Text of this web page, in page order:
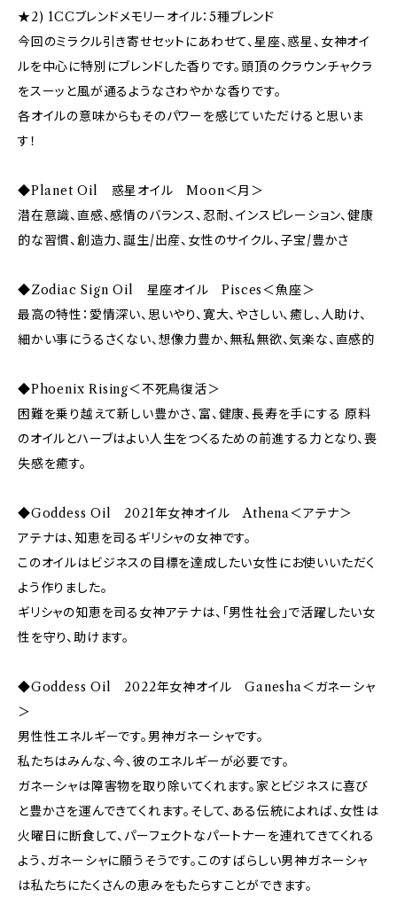
★2) 1CCブレンドメモリーオイル：5種ブレンド
今回のミラクル引き寄せセットにあわせて、星座、惑星、女神オイ
ルを中心に特別にブレンドした香りです。頭頂のクラウンチャクラ
をスーッと風が通るようなさわやかな香りです。
各オイルの意味からもそのパワーを感じていただけると思いま
す！
◆Planet Oil 惑星オイル Moon＜月＞
潜在意識、直感、感情のバランス、忍耐、インスピレーション、健康
的な習慣、創造力、誕生/出産、女性のサイクル、子宝/豊かさ
◆Zodiac Sign Oil 星座オイル Pisces＜魚座＞
最高の特性：愛情深い、思いやり、寛大、やさしい、癒し、人助け、
細かい事にうるさくない、想像力豊か、無私無欲、気楽な、直感的
◆Phoenix Rising＜不死鳥復活＞
困難を乗り越えて新しい豊かさ、富、健康、長寿を手にする 原料
のオイルとハーブはよい人生をつくるための前進する力となり、喪
失感を癒す。
◆Goddess Oil 2021年女神オイル Athena＜アテナ＞
アテナは、知恵を司るギリシャの女神です。
このオイルはビジネスの目標を達成したい女性にお使いいただく
よう作りました。
ギリシャの知恵を司る女神アテナは、「男性社会」で活躍したい女
性を守り、助けます。
◆Goddess Oil 2022年女神オイル Ganesha＜ガネーシャ
＞
男性性エネルギーです。男神ガネーシャです。
私たちはみんな、今、彼のエネルギーが必要です。
ガネーシャは障害物を取り除いてくれます。家とビジネスに喜び
と豊かさを運んできてくれます。そして、ある伝統によれば、女性は
火曜日に断食して、パーフェクトなパートナーを連れてきてくれる
よう、ガネーシャに願うそうです。このすばらしい男神ガネーシャ
は私たちにたくさんの恵みをもたらすことができます。